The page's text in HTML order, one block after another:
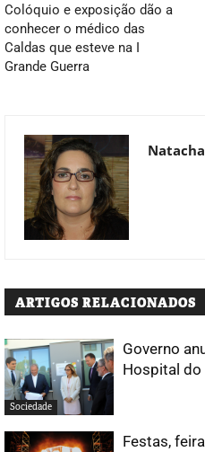
Colóquio e exposição dão a
conhecer o médico das
Caldas que esteve na I
Grande Guerra
ARTIGOS RELACIONADOS
Sociedade
Governo
Hospital do
Festas,